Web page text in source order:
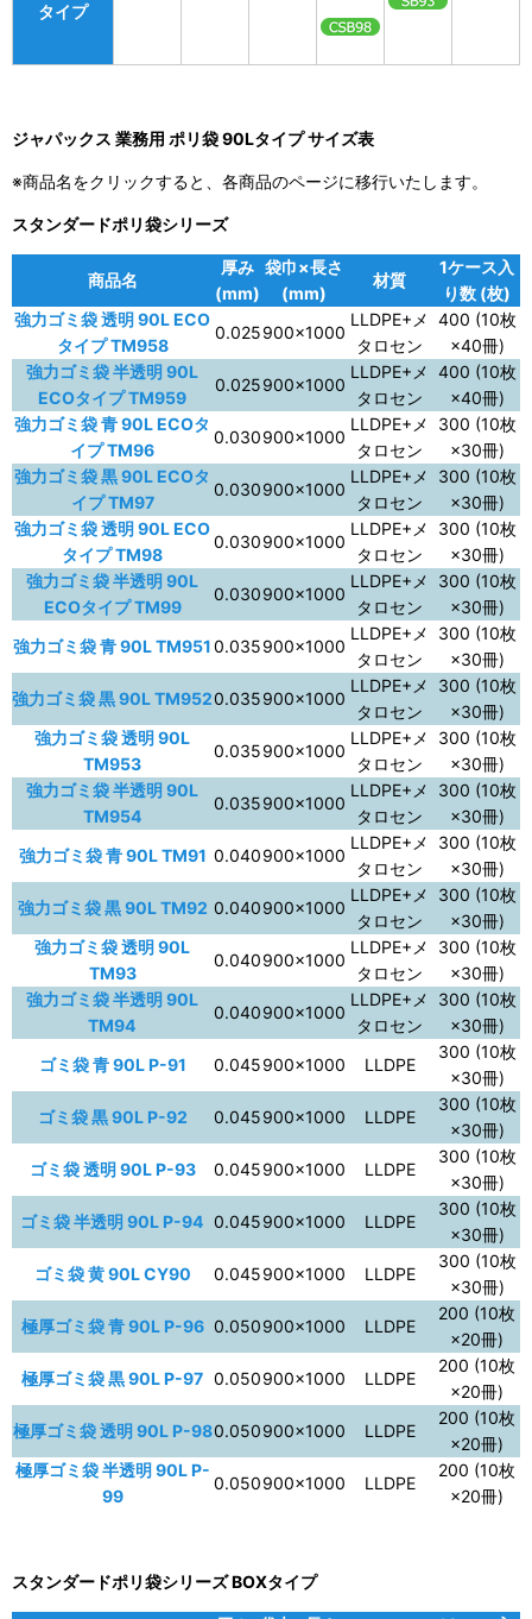
タイプ
ジャパックス 業務用 ポリ袋 90Lタイプ サイズ表
※商品名をクリックすると、各商品のページに移行いたします。
スタンダードポリ袋シリーズ
商品名
厚み
(mm)
袋巾×長さ
(mm)
材質
1ケース入
り数 (枚)
強力ゴミ袋 透明 90L ECO
タイプ TM958
0.025900×1000
LLDPE+メ
タロセン
400 (10枚
×40冊)
強力ゴミ袋 半透明 90L
ECOタイプ TM959
0.025900×1000
LLDPE+メ
タロセン
400 (10枚
×40冊)
強力ゴミ袋 青 90L ECOタ
イプ TM96
0.030900×1000
LLDPE+メ
タロセン
300 (10枚
×30冊)
強力ゴミ袋 黒 90L ECOタ
イプ TM97
0.030900×1000
LLDPE+メ
タロセン
300 (10枚
×30冊)
強力ゴミ袋 透明 90L ECO
タイプ TM98
0.030900×1000
LLDPE+メ
タロセン
300 (10枚
×30冊)
強力ゴミ袋 半透明 90L
ECOタイプ TM99
0.030900×1000
LLDPE+メ
タロセン
300 (10枚
×30冊)
強力ゴミ袋 青 90L TM9510.035900×1000
LLDPE+メ
タロセン
300 (10枚
×30冊)
強力ゴミ袋 黒 90L TM9520.035900×1000
LLDPE+メ
タロセン
300 (10枚
×30冊)
強力ゴミ袋 透明 90L
TM953
0.035900×1000
LLDPE+メ
タロセン
300 (10枚
×30冊)
強力ゴミ袋 半透明 90L
TM954
0.035900×1000
LLDPE+メ
タロセン
300 (10枚
×30冊)
強力ゴミ袋 青 90L TM91 0.040900×1000
LLDPE+メ
タロセン
300 (10枚
×30冊)
強力ゴミ袋 黒 90L TM92 0.040900×1000
LLDPE+メ
タロセン
300 (10枚
×30冊)
強力ゴミ袋 透明 90L
TM93
0.040900×1000
LLDPE+メ
タロセン
300 (10枚
×30冊)
強力ゴミ袋 半透明 90L
TM94
0.040900×1000
LLDPE+メ
タロセン
300 (10枚
×30冊)
ゴミ袋 青 90L P-91
0.045900×1000 LLDPE
300 (10枚
×30冊)
ゴミ袋 黒 90L P-92
0.045900×1000 LLDPE
300 (10枚
×30冊)
ゴミ袋 透明 90L P-93
0.045900×1000 LLDPE
300 (10枚
×30冊)
ゴミ袋 半透明 90L P-94 0.045900×1000 LLDPE
300 (10枚
×30冊)
ゴミ袋 黄 90L CY90
0.045900×1000 LLDPE
300 (10枚
×30冊)
極厚ゴミ袋 青 90L P-96 0.050900×1000 LLDPE
200 (10枚
×20冊)
極厚ゴミ袋 黒 90L P-97 0.050900×1000 LLDPE
200 (10枚
×20冊)
極厚ゴミ袋 透明 90L P-980.050900×1000 LLDPE
200 (10枚
×20冊)
極厚ゴミ袋 半透明 90L P-
99
0.050900×1000 LLDPE
200 (10枚
×20冊)
スタンダードポリ袋シリーズ BOXタイプ